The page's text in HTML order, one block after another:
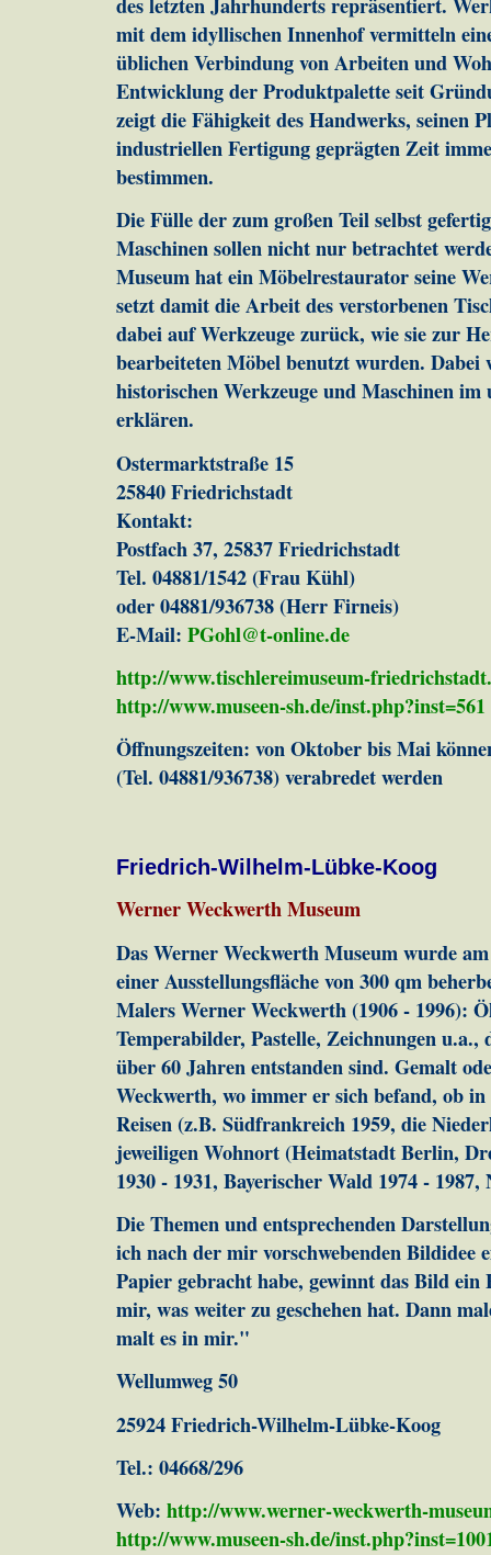
mit dem idyllischen Innenhof vermitteln
üblichen Verbindung von Arbeiten und
Entwicklung der Produktpalette seit
zeigt die Fähigkeit des Handwerks, seinen
industriellen Fertigung geprägten Zeit
bestimmen.
Die Fülle der zum großen Teil selbst
Maschinen sollen nicht nur betrachtet
Museum hat ein Möbelrestaurator seine
setzt damit die Arbeit des verstorbenen
dabei auf Werkzeuge zurück, wie sie zur
bearbeiteten Möbel benutzt wurden. Dabei
historischen Werkzeuge und Maschinen
erklären.
Ostermarktstraße 15
25840 Friedrichstadt
Kontakt:
Postfach 37, 25837 Friedrichstadt
Tel. 04881/1542 (Frau Kühl)
oder 04881/936738 (Herr Firneis)
E-Mail:PGohl@t-online.de
http://www.tischlereimuseum-
http://www.museen-sh.de/inst.php?inst=561
Öffnungszeiten: von Oktober bis Mai
(Tel. 04881/936738) verabredet werden
Friedrich-Wilhelm-Lübke-Koog
Werner Weckwerth Museum
Das Werner Weckwerth Museum wurde
einer Ausstellungsfläche von 300 qm
Malers Werner Weckwerth (1906 - 1996):
Temperabilder, Pastelle, Zeichnungen
über 60 Jahren entstanden sind. Gemalt
Weckwerth, wo immer er sich befand, ob
Reisen (z.B. Südfrankreich 1959, die
jeweiligen Wohnort (Heimatstadt Berlin,
1930 - 1931, Bayerischer Wald 1974 -
Die Themen und entsprechenden
ich nach der mir vorschwebenden Bildidee
Papier gebracht habe, gewinnt das Bild
mir, was weiter zu geschehen hat. Dann
malt es in mir."
Wellumweg 50
25924 Friedrich-Wilhelm-Lübke-Koog
Tel.: 04668/296
Web:http://www.werner-weckwerth-
http://www.museen-sh.de/